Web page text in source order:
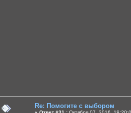
Re: Помогите с выбором